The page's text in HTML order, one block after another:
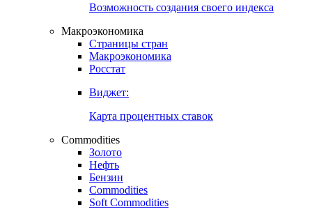
Возможность создания своего индекса
Макроэкономика
Страницы стран
Макроэкономика
Росстат
Виджет:
Карта процентных ставок
Commodities
Золото
Нефть
Бензин
Commodities
Soft Commodities